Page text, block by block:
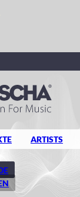
ARTISTS